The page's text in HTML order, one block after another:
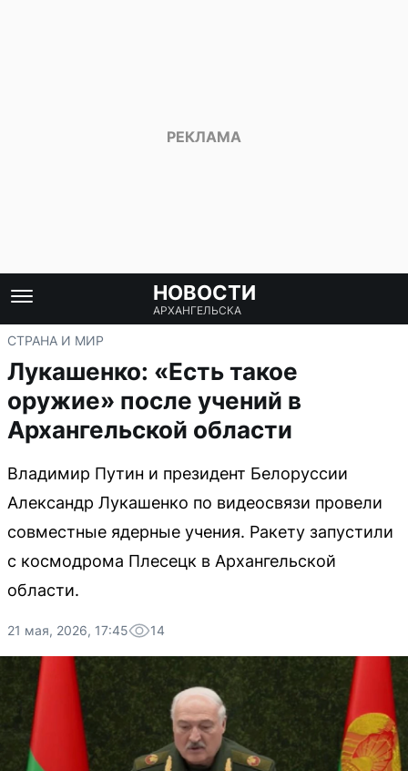
НОВОСТИ
АРХАНГЕЛЬСКА
СТРАНА И МИР
Лукашенко: «Есть такое
оружие» после учений в
Архангельской области
Владимир Путин и президент Белоруссии
Александр Лукашенко по видеосвязи провели
совместные ядерные учения. Ракету запустили
с космодрома Плесецк в Архангельской
области.
21 мая, 2026, 17:45 14